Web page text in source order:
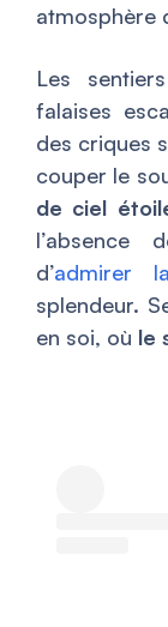
atmosphère
Les
falaises
des criques
couper le
de ciel
l’absence
d’admirer
splendeur.
en soi, où le